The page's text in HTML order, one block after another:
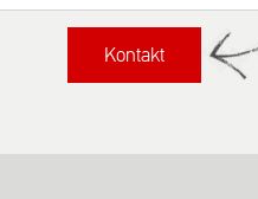
Kontakt